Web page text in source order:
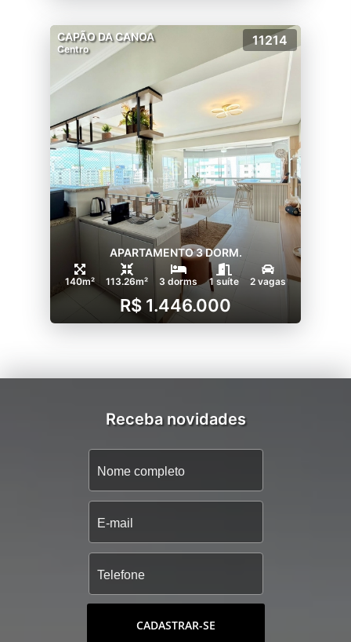
CAPÃO DA CANOA
Centro
11214
APARTAMENTO 3 DORM.
140m² 113.26m² 3 dorms 1 suíte 2 vagas
R$ 1.446.000
Receba novidades
CADASTRAR-SE